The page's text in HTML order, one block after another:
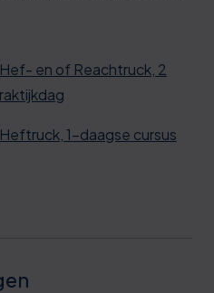
en of Reachtruck, 2
1-daagse cursus